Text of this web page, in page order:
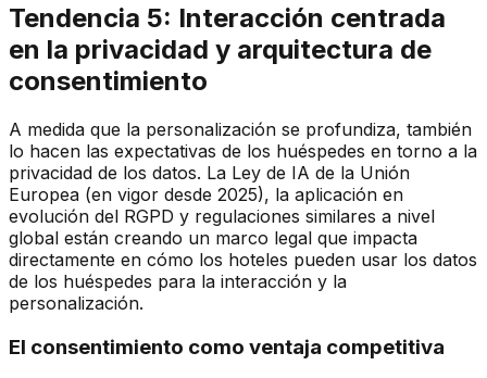
Tendencia 5: Interacción centrada
en la privacidad y arquitectura de
consentimiento
A medida que la personalización se profundiza, también
lo hacen las expectativas de los huéspedes en torno a la
privacidad de los datos. La Ley de IA de la Unión
Europea (en vigor desde 2025), la aplicación en
evolución del RGPD y regulaciones similares a nivel
global están creando un marco legal que impacta
directamente en cómo los hoteles pueden usar los datos
de los huéspedes para la interacción y la
personalización.
El consentimiento como ventaja competitiva